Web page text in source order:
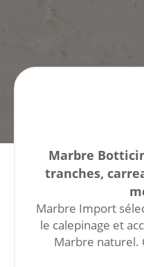
Marbre
tranches,
Marbre Import
le calepinage et
Marbre naturel.